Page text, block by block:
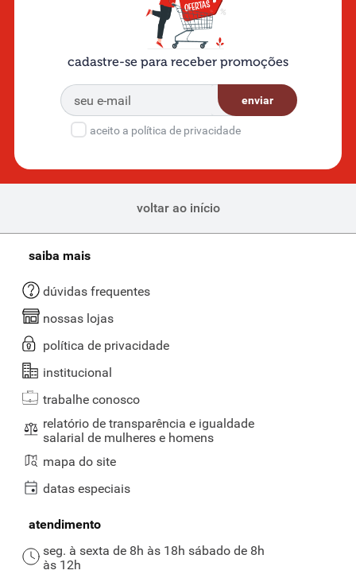
cadastre-se para receber promoções
enviar
aceito a política de privacidade
voltar ao início
saiba mais
dúvidas frequentes
nossas lojas
política de privacidade
institucional
trabalhe conosco
relatório de transparência e igualdade
salarial de mulheres e homens
mapa do site
datas especiais
atendimento
seg. à sexta de 8h às 18h sábado de 8h
às 12h